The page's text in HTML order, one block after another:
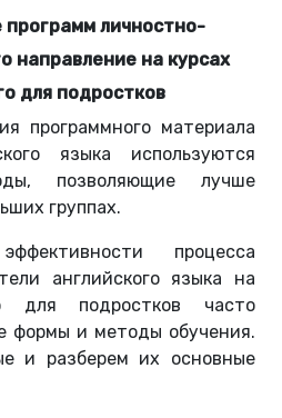
программ личностно-
направление на курсах
для подростков
программного материала
языка используются
позволяющие лучше
группах.
процесса
английского языка на
для подростков часто
формы и методы обучения.
и разберем их основные